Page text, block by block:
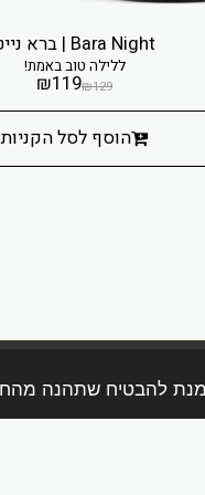
Bara Night | ברא נייט
ללילה טוב באמת!
₪129
₪119
הוסף לסל הקניות